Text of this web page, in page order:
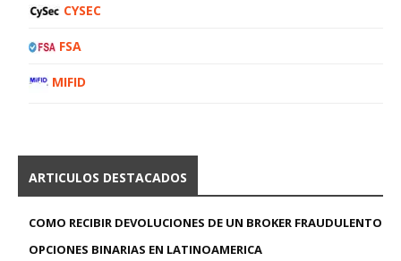
CYSEC
FSA
MIFID
ARTICULOS DESTACADOS
COMO RECIBIR DEVOLUCIONES DE UN BROKER FRAUDULENTO
OPCIONES BINARIAS EN LATINOAMERICA